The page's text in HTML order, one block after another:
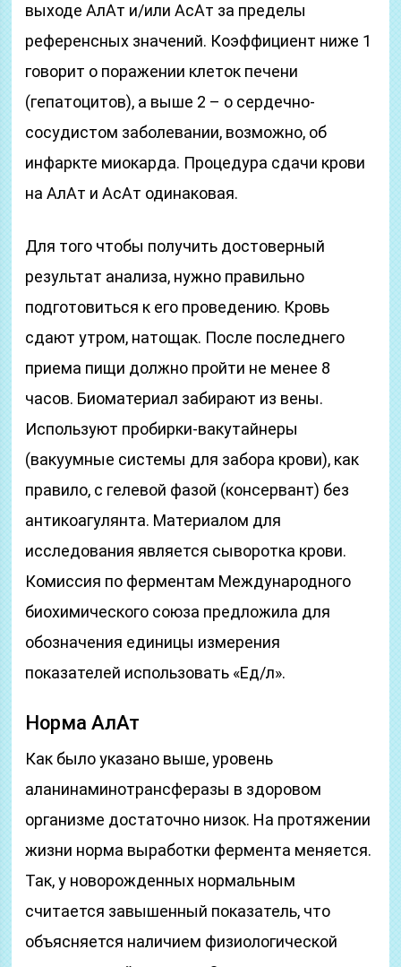
выходе АлАт и/или АсАт за пределы
референсных значений. Коэффициент ниже 1
говорит о поражении клеток печени
(гепатоцитов), а выше 2 – о сердечно-
сосудистом заболевании, возможно, об
инфаркте миокарда. Процедура сдачи крови
на АлАт и АсАт одинаковая.
Для того чтобы получить достоверный
результат анализа, нужно правильно
подготовиться к его проведению. Кровь
сдают утром, натощак. После последнего
приема пищи должно пройти не менее 8
часов. Биоматериал забирают из вены.
Используют пробирки-вакутайнеры
(вакуумные системы для забора крови), как
правило, с гелевой фазой (консервант) без
антикоагулянта. Материалом для
исследования является сыворотка крови.
Комиссия по ферментам Международного
биохимического союза предложила для
обозначения единицы измерения
показателей использовать «Ед/л».
Норма АлАт
Как было указано выше, уровень
аланинаминотрансферазы в здоровом
организме достаточно низок. На протяжении
жизни норма выработки фермента меняется.
Так, у новорожденных нормальным
считается завышенный показатель, что
объясняется наличием физиологической